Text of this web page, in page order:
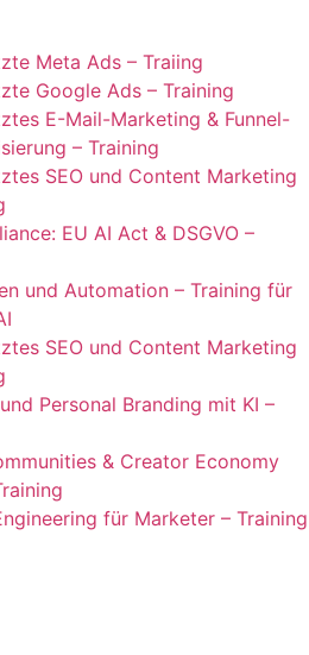
Meta Ads – Traiing
Google Ads – Training
E-Mail-Marketing & Funnel-
– Training
SEO und Content Marketing
EU AI Act & DSGVO –
und Automation – Training für
SEO und Content Marketing
Personal Branding mit KI –
& Creator Economy
für Marketer – Training